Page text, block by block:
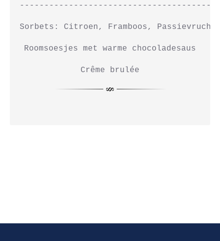
Sorbets: Citroen, Framboos, Passievrucht
Roomsoesjes met warme chocoladesaus
Crême brulée